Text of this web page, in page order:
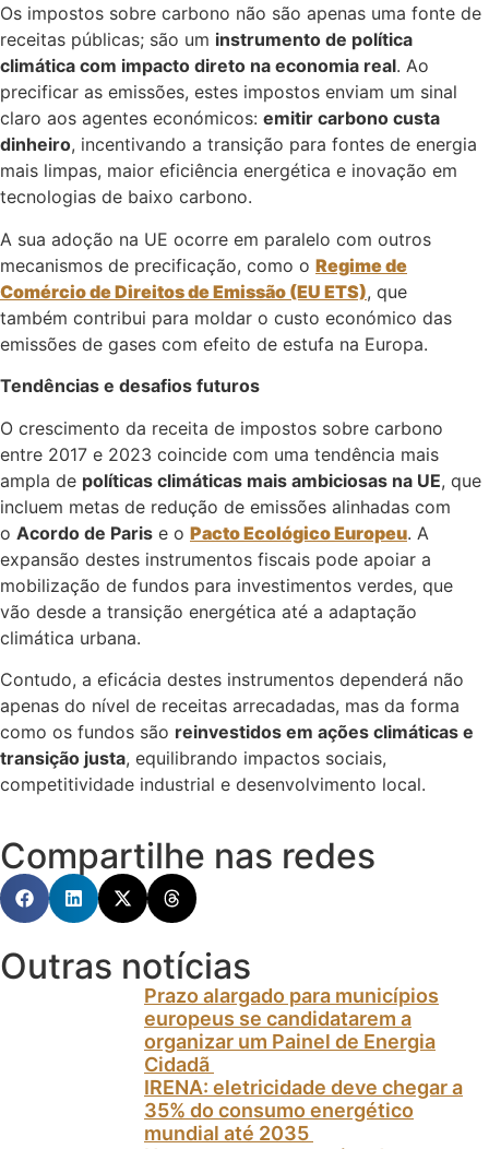
Os impostos sobre carbono não são apenas uma fonte de
receitas públicas; são um instrumento de política
climática com impacto direto na economia real. Ao
precificar as emissões, estes impostos enviam um sinal
claro aos agentes económicos: emitir carbono custa
dinheiro, incentivando a transição para fontes de energia
mais limpas, maior eficiência energética e inovação em
tecnologias de baixo carbono.
A sua adoção na UE ocorre em paralelo com outros
mecanismos de precificação, como o Regime de
Comércio de Direitos de Emissão (EU ETS), que
também contribui para moldar o custo económico das
emissões de gases com efeito de estufa na Europa.
Tendências e desafios futuros
O crescimento da receita de impostos sobre carbono
entre 2017 e 2023 coincide com uma tendência mais
ampla de políticas climáticas mais ambiciosas na UE, que
incluem metas de redução de emissões alinhadas com
o Acordo de Paris e o Pacto Ecológico Europeu. A
expansão destes instrumentos fiscais pode apoiar a
mobilização de fundos para investimentos verdes, que
vão desde a transição energética até a adaptação
climática urbana.
Contudo, a eficácia destes instrumentos dependerá não
apenas do nível de receitas arrecadadas, mas da forma
como os fundos são reinvestidos em ações climáticas e
transição justa, equilibrando impactos sociais,
competitividade industrial e desenvolvimento local.
Compartilhe nas redes
Outras notícias
Prazo alargado para municípios
europeus se candidatarem a
organizar um Painel de Energia
Cidadã
IRENA: eletricidade deve chegar a
35% do consumo energético
mundial até 2035